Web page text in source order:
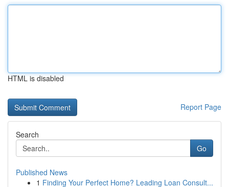
HTML is disabled
Report Page
Search
Go
Published News
1 Finding Your Perfect Home? Leading Loan Consult...